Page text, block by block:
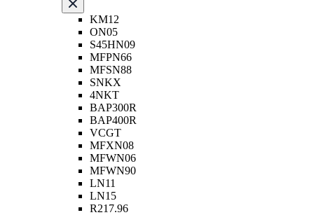
KM12
ON05
S45HN09
MFPN66
MFSN88
SNKX
4NKT
BAP300R
BAP400R
VCGT
MFXN08
MFWN06
MFWN90
LN11
LN15
R217.96